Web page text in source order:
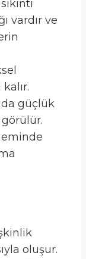
vardır ve
güçlük
oluşur.